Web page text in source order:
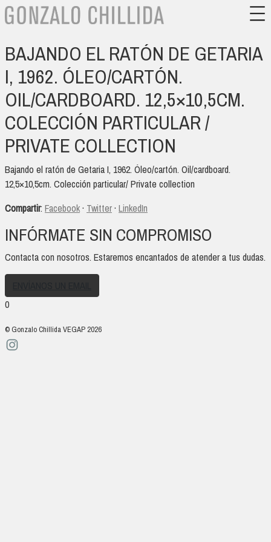
BAJANDO EL RATÓN DE GETARIA
I, 1962. ÓLEO/CARTÓN.
OIL/CARDBOARD. 12,5×10,5CM.
COLECCIÓN PARTICULAR /
PRIVATE COLLECTION
Bajando el ratón de Getaria I, 1962. Óleo/cartón. Oil/cardboard.
12,5×10,5cm. Colección particular/ Private collection
Compartir: Facebook· Twitter· LinkedIn
INFÓRMATE SIN COMPROMISO
Contacta con nosotros. Estaremos encantados de atender a tus dudas.
0
© Gonzalo Chillida VEGAP 2026